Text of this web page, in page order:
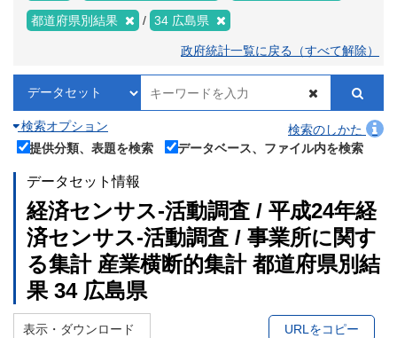
都道府県別結果 34 広島県
政府統計一覧に戻る（すべて解除）
検索オプション
検索のしかた
提供分類、表題を検索
データベース、ファイル内を検索
データセット情報
経済センサス‐活動調査 / 平成24年経
済センサス‐活動調査 / 事業所に関す
る集計 産業横断的集計 都道府県別結
果 34 広島県
表示・ダウンロード URLをコピー